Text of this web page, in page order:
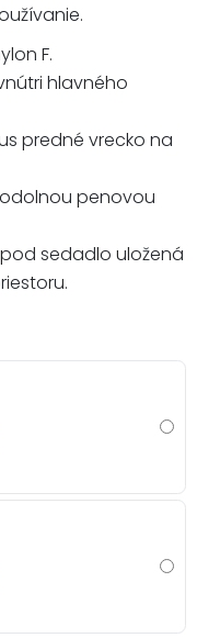
F.
hlavného
predné vrecko na
penovou
sedadlo uložená